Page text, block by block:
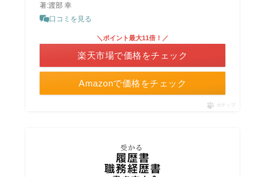
著:渡部 幸
口コミを見る
Amazonで価格をチェック
＼ポイント最大11倍！／
楽天市場で価格をチェック
ポチップ